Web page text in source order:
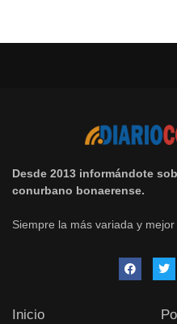
Desde 2013 informándote
conurbano bonaerense.
Siempre la más variada y
Inicio